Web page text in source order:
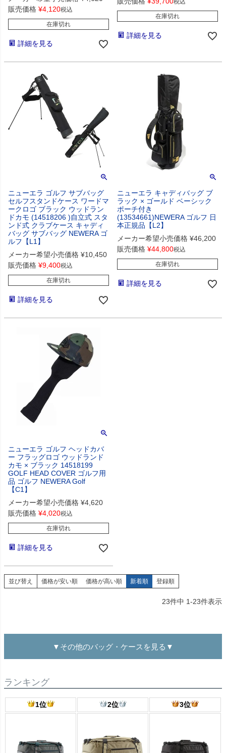
販売価格 ¥4,120税込
在庫切れ
詳細を見る
税込
在庫切れ
詳細を見る
ニューエラ ゴルフ サブバッグ
セルフスタンドケース ワードマ
ークロゴ ブラック ウッドラン
ドカモ (14518206 )自立式 スタ
ンド式 クラブケース キャディ
バッグ サブバッグ NEWERA ゴ
ルフ【L1】
メーカー希望小売価格 ¥10,450
販売価格 ¥9,400税込
在庫切れ
詳細を見る
ニューエラ キャディバッグ ブ
ラック × ゴールド ベーシック
ポーチ付き
(13534661)NEWERA ゴルフ 日
本正規品【L2】
メーカー希望小売価格 ¥46,200
販売価格 ¥44,800税込
在庫切れ
詳細を見る
ニューエラ ゴルフ ヘッドカバ
ー フラッグロゴ ウッドランド
カモ × ブラック 14518199
GOLF HEAD COVER ゴルフ用
品 ゴルフ NEWERA Golf
【C1】
メーカー希望小売価格 ¥4,620
販売価格 ¥4,020税込
在庫切れ
詳細を見る
並び替え 価格が安い順 価格が高い順 新着順 登録順
23件中 1-23件表示
▼その他のバッグ・ケースを見る▼
ランキング
1位 2位 3位